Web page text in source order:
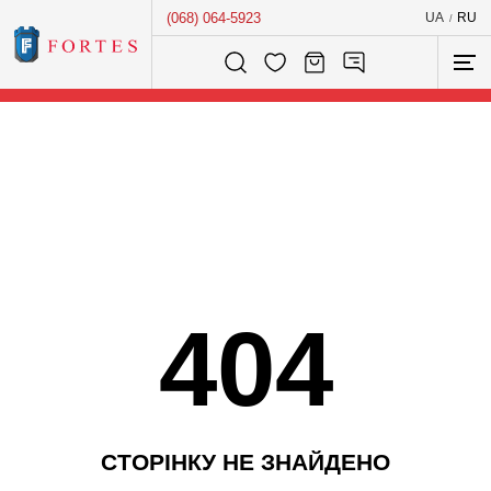
(068) 064-5923 UA / RU
Розумний пошук...
404
СТОРІНКУ НЕ ЗНАЙДЕНО